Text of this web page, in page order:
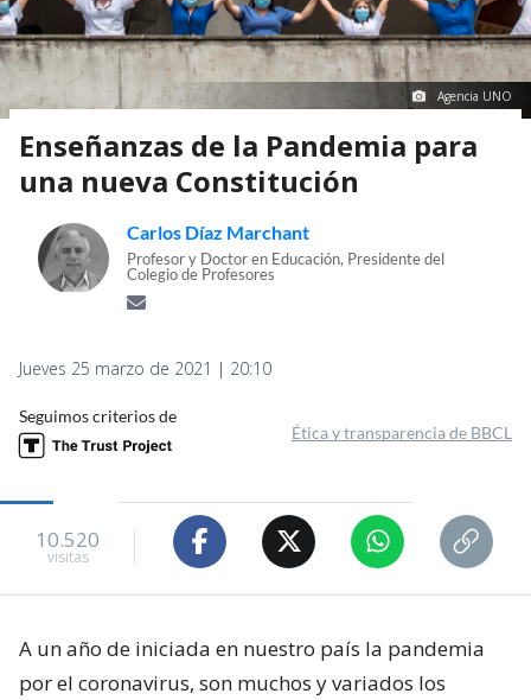
Agencia UNO
Enseñanzas de la Pandemia para
una nueva Constitución
Carlos Díaz Marchant
Profesor y Doctor en Educación, Presidente del
Colegio de Profesores
Jueves 25 marzo de 2021 | 20:10
Seguimos criterios de
Ética y transparencia de BBCL
10.520
visitas
A un año de iniciada en nuestro país la pandemia
por el coronavirus, son muchos y variados los